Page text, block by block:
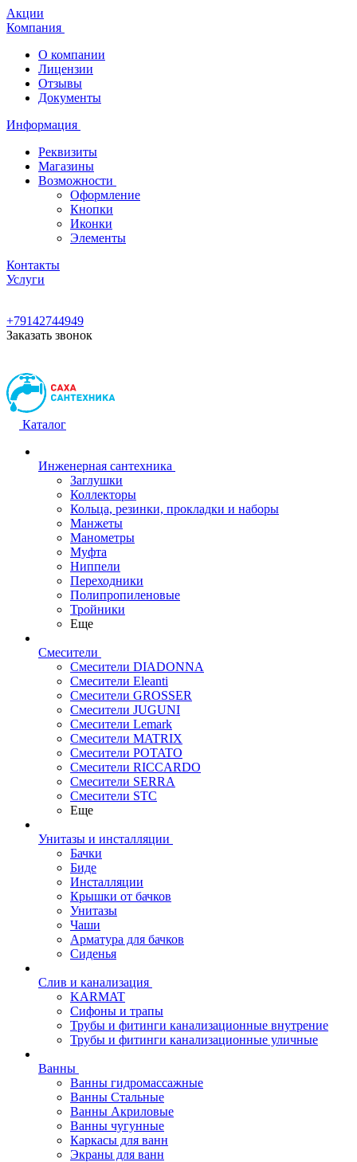
Акции
Компания
О компании
Лицензии
Отзывы
Документы
Информация
Реквизиты
Магазины
Возможности
Оформление
Кнопки
Иконки
Элементы
Контакты
Услуги
+79142744949
Заказать звонок
Каталог
Инженерная сантехника
Заглушки
Коллекторы
Кольца, резинки, прокладки и наборы
Манжеты
Манометры
Муфта
Ниппели
Переходники
Полипропиленовые
Тройники
Еще
Смесители
Смесители DIADONNA
Смесители Eleanti
Смесители GROSSER
Смесители JUGUNI
Смесители Lemark
Смесители MATRIX
Смесители POTATO
Смесители RICCARDO
Смесители SERRA
Смесители STC
Еще
Унитазы и инсталляции
Бачки
Биде
Инсталляции
Крышки от бачков
Унитазы
Чаши
Арматура для бачков
Сиденья
Слив и канализация
KARMAT
Сифоны и трапы
Трубы и фитинги канализационные внутрение
Трубы и фитинги канализационные уличные
Ванны
Ванны гидромассажные
Ванны Стальные
Ванны Акриловые
Ванны чугунные
Каркасы для ванн
Экраны для ванн